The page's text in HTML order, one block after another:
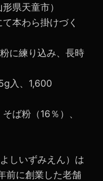
県天童市）
本わら掛けづく
に練り込み、長時
入、1,600
ば粉（16％）、
しいずみえん）は
前に創業した老舗